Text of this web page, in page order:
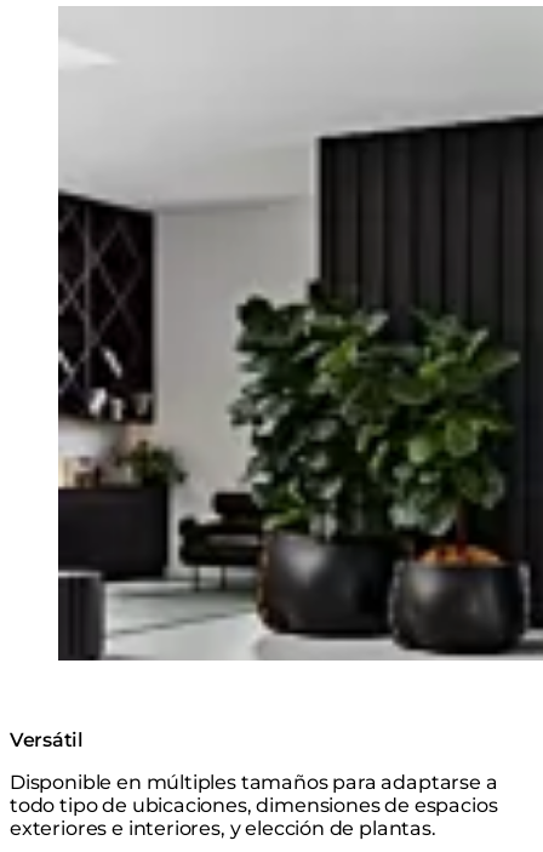
Versátil
Disponible en múltiples tamaños para adaptarse a
todo tipo de ubicaciones, dimensiones de espacios
exteriores e interiores, y elección de plantas.